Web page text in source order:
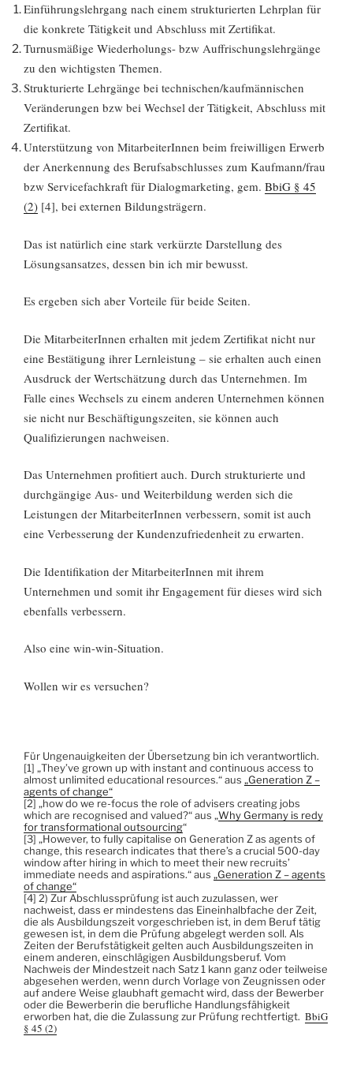
Einführungslehrgang nach einem strukturierten Lehrplan für
die konkrete Tätigkeit und Abschluss mit Zertifikat.
Turnusmäßige Wiederholungs- bzw Auffrischungslehrgänge
zu den wichtigsten Themen.
Strukturierte Lehrgänge bei technischen/kaufmännischen
Veränderungen bzw bei Wechsel der Tätigkeit, Abschluss mit
Zertifikat.
Unterstützung von MitarbeiterInnen beim freiwilligen Erwerb
der Anerkennung des Berufsabschlusses zum Kaufmann/frau
bzw Servicefachkraft für Dialogmarketing, gem. BbiG § 45
(2) [4], bei externen Bildungsträgern.
Das ist natürlich eine stark verkürzte Darstellung des
Lösungsansatzes, dessen bin ich mir bewusst.
Es ergeben sich aber Vorteile für beide Seiten.
Die MitarbeiterInnen erhalten mit jedem Zertifikat nicht nur
eine Bestätigung ihrer Lernleistung – sie erhalten auch einen
Ausdruck der Wertschätzung durch das Unternehmen. Im
Falle eines Wechsels zu einem anderen Unternehmen können
sie nicht nur Beschäftigungszeiten, sie können auch
Qualifizierungen nachweisen.
Das Unternehmen profitiert auch. Durch strukturierte und
durchgängige Aus- und Weiterbildung werden sich die
Leistungen der MitarbeiterInnen verbessern, somit ist auch
eine Verbesserung der Kundenzufriedenheit zu erwarten.
Die Identifikation der MitarbeiterInnen mit ihrem
Unternehmen und somit ihr Engagement für dieses wird sich
ebenfalls verbessern.
Also eine win-win-Situation.
Wollen wir es versuchen?
Für Ungenauigkeiten der Übersetzung bin ich verantwortlich.
[1] „They’ve grown up with instant and continuous access to
almost unlimited educational resources.“ aus „Generation Z –
agents of change“
[2] „how do we re-focus the role of advisers creating jobs
which are recognised and valued?“ aus „Why Germany is redy
for transformational outsourcing“
[3] „However, to fully capitalise on Generation Z as agents of
change, this research indicates that there’s a crucial 500-day
window after hiring in which to meet their new recruits’
immediate needs and aspirations.“ aus „Generation Z – agents
of change“
[4] 2) Zur Abschlussprüfung ist auch zuzulassen, wer
nachweist, dass er mindestens das Eineinhalbfache der Zeit,
die als Ausbildungszeit vorgeschrieben ist, in dem Beruf tätig
gewesen ist, in dem die Prüfung abgelegt werden soll. Als
Zeiten der Berufstätigkeit gelten auch Ausbildungszeiten in
einem anderen, einschlägigen Ausbildungsberuf. Vom
Nachweis der Mindestzeit nach Satz 1 kann ganz oder teilweise
abgesehen werden, wenn durch Vorlage von Zeugnissen oder
auf andere Weise glaubhaft gemacht wird, dass der Bewerber
oder die Bewerberin die berufliche Handlungsfähigkeit
erworben hat, die die Zulassung zur Prüfung rechtfertigt. BbiG
§ 45 (2)